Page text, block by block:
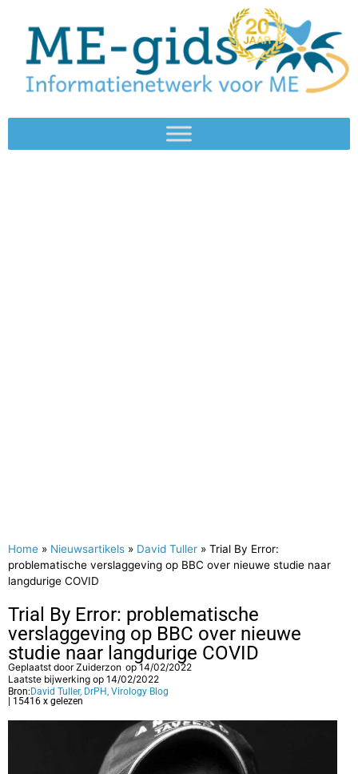
Home » Nieuwsartikels » David Tuller » Trial By Error:
problematische verslaggeving op BBC over nieuwe studie naar
langdurige COVID
Trial By Error: problematische
verslaggeving op BBC over nieuwe
studie naar langdurige COVID
Geplaatst doorZuiderzon op 14/02/2022
Laatste bijwerking op 14/02/2022
Bron: David Tuller, DrPH, Virology Blog
| 15416 x gelezen